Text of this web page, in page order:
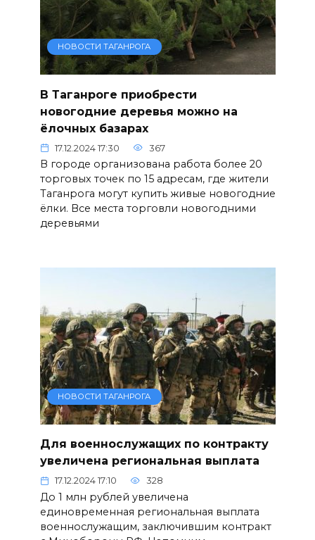
НОВОСТИ ТАГАНРОГА
В Таганроге приобрести
новогодние деревья можно на
ёлочных базарах
17.12.2024 17:30 367
В городе организована работа более 20
торговых точек по 15 адресам, где жители
Таганрога могут купить живые новогодние
ёлки. Все места торговли новогодними
деревьями
НОВОСТИ ТАГАНРОГА
Для военнослужащих по контракту
увеличена региональная выплата
17.12.2024 17:10 328
До 1 млн рублей увеличена
единовременная региональная выплата
военнослужащим, заключившим контракт